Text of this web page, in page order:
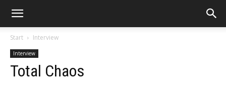
Start Interview
Interview
Total Chaos